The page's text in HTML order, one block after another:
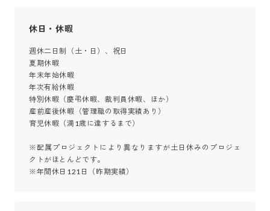
休日・休暇
週休二日制（土・日）、祝日
夏期休暇
年末年始休暇
年次有給休暇
特別休暇（慶弔休暇、裁判員休暇、ほか）
産前産後休暇（管理職の取得実績あり）
育児休暇（満1歳に達するまで）
※配属プロジェクトにより異なりますが土日休みのプロジェ
クトがほとんどです。
※年間休日121日（昨期実績）